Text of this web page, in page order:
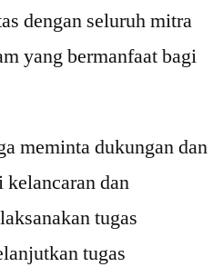
dengan seluruh mitra
yang bermanfaat bagi
meminta dukungan dan
kelancaran dan
tugas
tugas